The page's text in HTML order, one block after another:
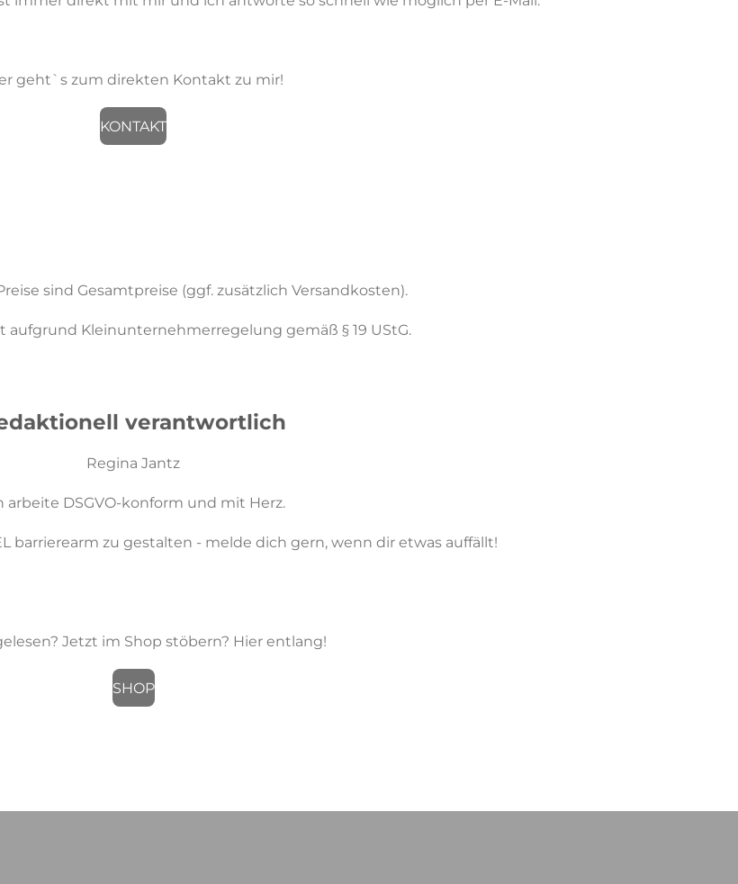
geht`s zum direkten Kontakt zu mir!
KONTAKT
sind Gesamtpreise (ggf. zusätzlich Versandkosten).
aufgrund Kleinunternehmerregelung gemäß § 19 UStG.
verantwortlich
Regina Jantz
arbeite DSGVO-konform und mit Herz.
barrierearm zu gestalten - melde dich gern, wenn dir etwas auffällt!
Jetzt im Shop stöbern? Hier entlang!
SHOP